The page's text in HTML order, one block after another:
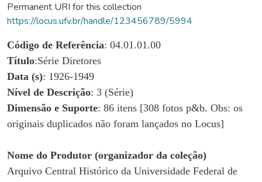
Permanent URI for this collection
https://locus.ufv.br/handle/123456789/5994
Código de Referência: 04.01.01.00
Título:Série Diretores
Data (s): 1926-1949
Nível de Descrição: 3 (Série)
Dimensão e Suporte: 86 itens [308 fotos p&b. Obs: os
originais duplicados não foram lançados no Locus]
Nome do Produtor (organizador da coleção)
Arquivo Central Histórico da Universidade Federal de